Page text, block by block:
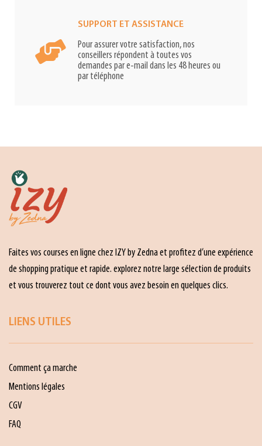
SUPPORT ET ASSISTANCE
Pour assurer votre satisfaction, nos
conseillers répondent à toutes vos
demandes par e-mail dans les 48 heures ou
par téléphone
Faites vos courses en ligne chez IZY by Zedna et profitez d’une expérience
de shopping pratique et rapide. explorez notre large sélection de produits
et vous trouverez tout ce dont vous avez besoin en quelques clics.
LIENS UTILES
Comment ça marche
Mentions légales
CGV
FAQ